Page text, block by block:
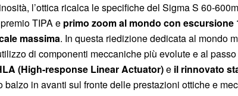
l’ottica ricalca le specifiche del Sigma S 60-
TIPA e primo zoom al mondo con escursione
massima. In questa riedizione dedicata al mondo
di componenti meccaniche più evolute e al
(High-response Linear Actuator)e il rinnovato
balzo in avanti sul fronte delle prestazioni ottiche e